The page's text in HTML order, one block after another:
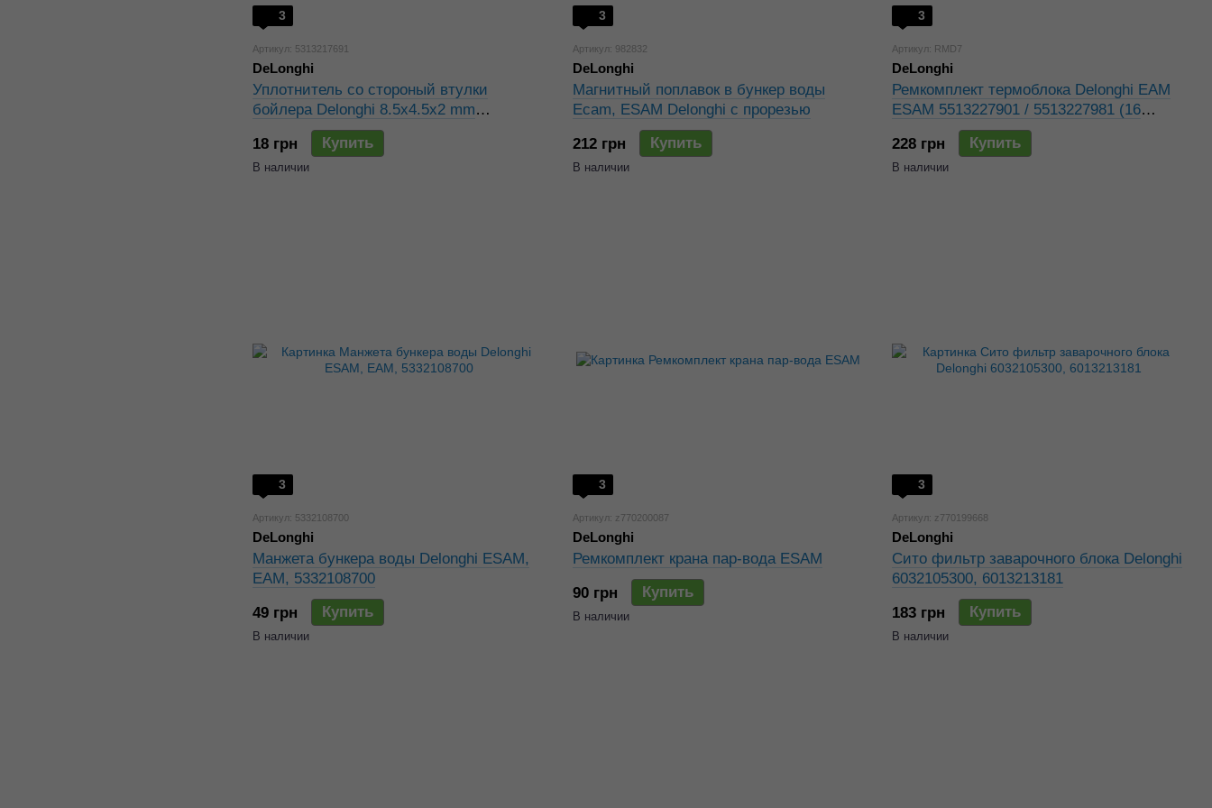
3
Артикул: 5313217691
DeLonghi
Уплотнитель со стороный втулки
бойлера Delonghi 8.5x4.5x2 mm
5313217691
18 грн
Купить
В наличии
3
Артикул: 982832
DeLonghi
Магнитный поплавок в бункер воды
Ecam, ESAM Delonghi с прорезью
212 грн
Купить
В наличии
3
Артикул: RMD7
DeLonghi
Ремкомплект термоблока Delonghi EAM
ESAM 5513227901 / 5513227981 (16
уплотнителей)
228 грн
Купить
В наличии
3
Артикул: 5332108700
DeLonghi
Манжета бункера воды Delonghi ESAM,
EAM, 5332108700
49 грн
Купить
В наличии
3
Артикул: z770200087
DeLonghi
Ремкомплект крана пар-вода ESAM
90 грн
Купить
В наличии
3
Артикул: z770199668
DeLonghi
Сито фильтр заварочного блока Delonghi
6032105300, 6013213181
183 грн
Купить
В наличии